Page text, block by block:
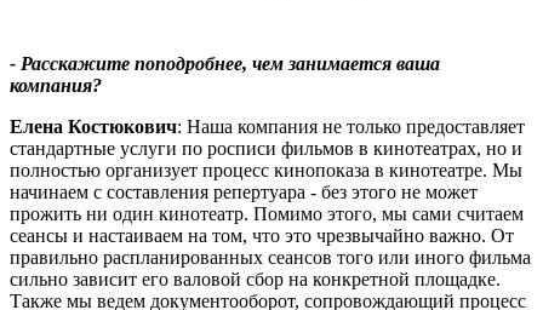
- Расскажите поподробнее, чем занимается ваша
компания?
Елена Костюкович: Наша компания не только предоставляет
стандартные услуги по росписи фильмов в кинотеатрах, но и
полностью организует процесс кинопоказа в кинотеатре. Мы
начинаем с составления репертуара - без этого не может
прожить ни один кинотеатр. Помимо этого, мы сами считаем
сеансы и настаиваем на том, что это чрезвычайно важно. От
правильно распланированных сеансов того или иного фильма
сильно зависит его валовой сбор на конкретной площадке.
Также мы ведем документооборот, сопровождающий процесс